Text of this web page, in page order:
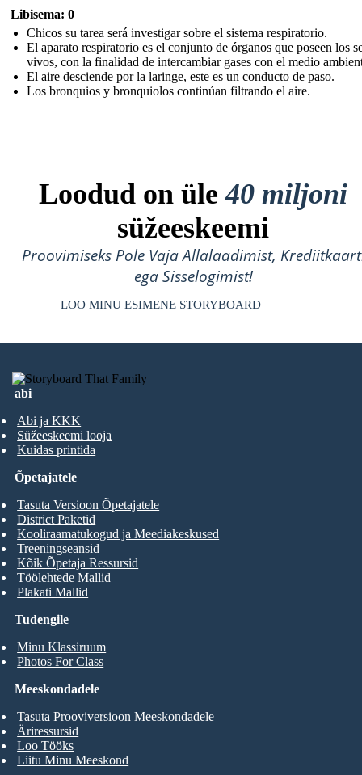
Libisema: 0
Chicos su tarea será investigar sobre el sistema respiratorio .
El aparato respiratorio es el conjunto de órganos que poseen los
vivos, con la finalidad de intercambiar gases con el medio
El aire desciende por la laringe , este es un conducto de paso.
Los bronquios y bronquiolos continúan filtrando el aire.
Loodud on üle40 miljoni
süžeeskeemi
Proovimiseks Pole Vaja Allalaadimist,
ega Sisselogimist!
LOO MINU ESIMENE STORYBOARD
abi
Abi ja KKK
Süžeeskeemi looja
Kuidas printida
Tudengile
Minu Klassiruum
Photos For Class
Õpetajatele
Tasuta Versioon Õpetajatele
District Paketid
Kooliraamatukogud ja Meediakeskused
Treeningseansid
Kõik Õpetaja Ressursid
Töölehtede Mallid
Plakati Mallid
Meeskondadele
Tasuta Prooviversioon Meeskondadele
Äriressursid
Loo Tööks
Liitu Minu Meeskond